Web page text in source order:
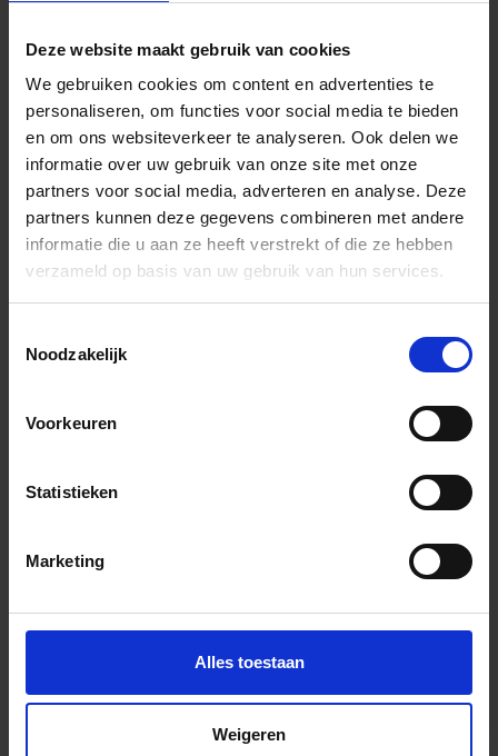
Deze website maakt gebruik van cookies
We gebruiken cookies om content en advertenties te
personaliseren, om functies voor social media te bieden
en om ons websiteverkeer te analyseren. Ook delen we
informatie over uw gebruik van onze site met onze
partners voor social media, adverteren en analyse. Deze
partners kunnen deze gegevens combineren met andere
informatie die u aan ze heeft verstrekt of die ze hebben
verzameld op basis van uw gebruik van hun services.
Noodzakelijk
Voorkeuren
Statistieken
Marketing
Alles toestaan
Weigeren
BWB80HB Bewegingsvoegprofiel
HB -
BWB100PG Bewegingsvoegprofiel
PG -
Bewegingsvoegprofiel
PG -